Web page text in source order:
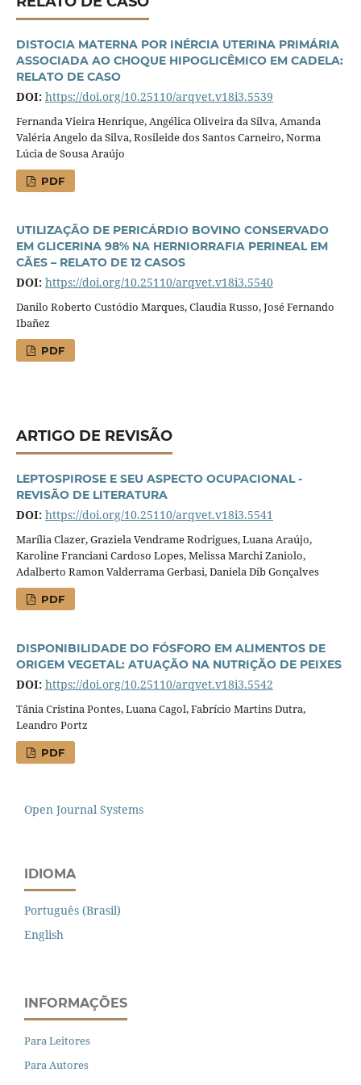
DISTOCIA MATERNA POR INÉRCIA UTERINA PRIMÁRIA
ASSOCIADA AO CHOQUE HIPOGLICÊMICO EM CADELA:
RELATO DE CASO
DOI: https://doi.org/10.25110/arqvet.v18i3.5539
Fernanda Vieira Henrique, Angélica Oliveira da Silva, Amanda
Valéria Angelo da Silva, Rosileide dos Santos Carneiro, Norma
Lúcia de Sousa Araújo
PDF
UTILIZAÇÃO DE PERICÁRDIO BOVINO CONSERVADO
EM GLICERINA 98% NA HERNIORRAFIA PERINEAL EM
CÃES – RELATO DE 12 CASOS
DOI: https://doi.org/10.25110/arqvet.v18i3.5540
Danilo Roberto Custódio Marques, Claudia Russo, José Fernando
Ibañez
PDF
ARTIGO DE REVISÃO
LEPTOSPIROSE E SEU ASPECTO OCUPACIONAL -
REVISÃO DE LITERATURA
DOI: https://doi.org/10.25110/arqvet.v18i3.5541
Marília Clazer, Graziela Vendrame Rodrigues, Luana Araújo,
Karoline Franciani Cardoso Lopes, Melissa Marchi Zaniolo,
Adalberto Ramon Valderrama Gerbasi, Daniela Dib Gonçalves
PDF
DISPONIBILIDADE DO FÓSFORO EM ALIMENTOS DE
ORIGEM VEGETAL: ATUAÇÃO NA NUTRIÇÃO DE PEIXES
DOI: https://doi.org/10.25110/arqvet.v18i3.5542
Tânia Cristina Pontes, Luana Cagol, Fabrício Martins Dutra,
Leandro Portz
PDF
Open Journal Systems
IDIOMA
Português (Brasil)
English
INFORMAÇÕES
Para Leitores
Para Autores